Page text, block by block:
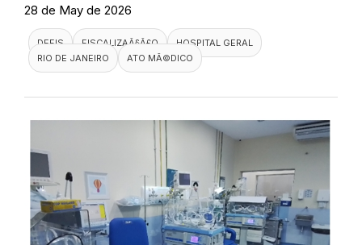
28 de May de 2026
DEFIS FISCALIZAÃ§Ã£O
HOSPITAL GERAL
RIO DE JANEIRO
ATO MÃ©DICO